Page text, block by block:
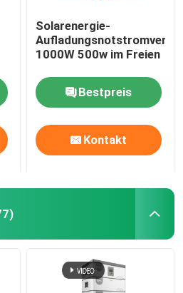
Solarenergie-
1000W 500w im Freien
Bestpreis
Kontakt